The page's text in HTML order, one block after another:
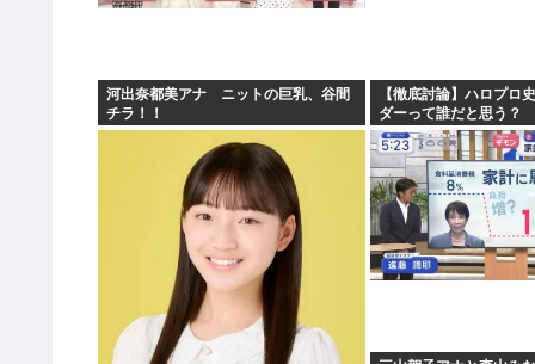
河出奈都美アナ ニットの巨乳、谷間
チラ！！
【徹底討論】ハロプロ
ダーって誰だと思う？